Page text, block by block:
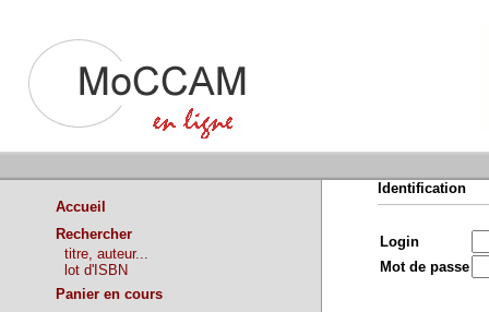
Accueil
Rechercher
titre, auteur...
lot d'ISBN
Panier en cours
Identification
Login
Mot de passe